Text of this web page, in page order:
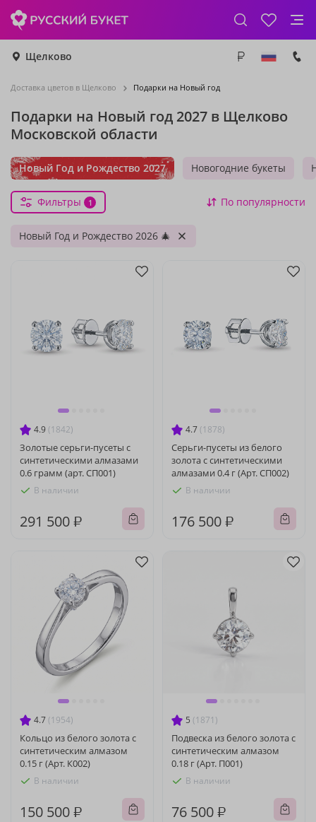
Щелково
Доставка цветов в Щелково Подарки на Новый год
Подарки на Новый год 2027 в Щелково
Московской области
Новый Год и Рождество 2027 Новогодние букеты
Фильтры 1 По популярности
Новый Год и Рождество 2026 🎄
4.9 (1842)
Золотые серьги-пусеты с
синтетическими алмазами
0.6 грамм (арт. СП001)
В наличии
291 500 ₽
4.7 (1878)
Серьги-пусеты из белого
золота с синтетическими
алмазами 0.4 г (Арт. СП002)
В наличии
176 500 ₽
4.7 (1954)
Кольцо из белого золота с
синтетическим алмазом
0.15 г (Арт. К002)
В наличии
150 500 ₽
5 (1871)
Подвеска из белого золота с
синтетическим алмазом
0.18 г (Арт. П001)
В наличии
76 500 ₽